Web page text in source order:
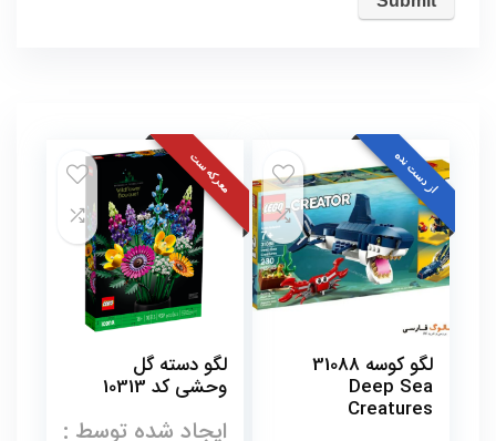
از دست نده
لگو کوسه 31088
Deep Sea
Creatures
معرکه ست
لگو دسته گل
وحشی کد 10313
ایجاد شده توسط :